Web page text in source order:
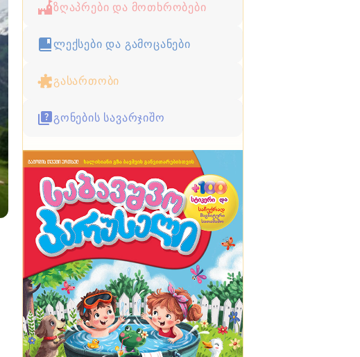
ზღაპრები და მოთხრობები
ლექსები და გამოცანები
გასართობი
გონების სავარჯიშო